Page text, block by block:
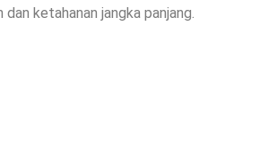
dan ketahanan jangka panjang.